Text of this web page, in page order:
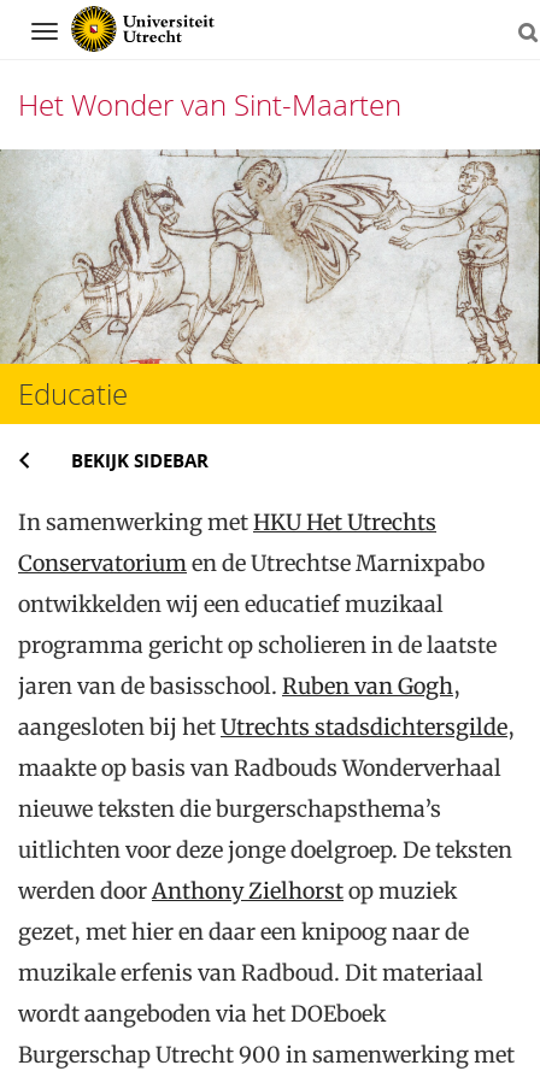
Navigation
Het Wonder van Sint-Maarten
Direct
naar
het
inhoud
Educatie
BEKIJK SIDEBAR
In samenwerking metHKU Het Utrechts
Conservatorium en de Utrechtse Marnixpabo
ontwikkelden wij een educatief muzikaal
programma gericht op scholieren in de laatste
jaren van de basisschool. Ruben van Gogh,
aangesloten bij hetUtrechts stadsdichtersgilde,
maakte op basis van Radbouds Wonderverhaal
nieuwe teksten die burgerschapsthema’s
uitlichten voor deze jonge doelgroep. De teksten
werden door Anthony Zielhorstop muziek
gezet, met hier en daar een knipoog naar de
muzikale erfenis van Radboud. Dit materiaal
wordt aangeboden via het DOEboek
Burgerschap Utrecht 900 in samenwerking met